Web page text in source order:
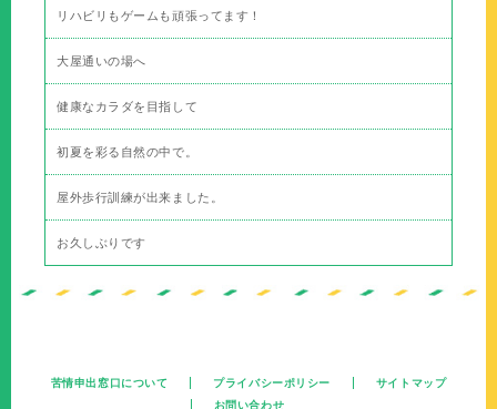
リハビリもゲームも頑張ってます！
大屋通いの場へ
健康なカラダを目指して
初夏を彩る自然の中で。
屋外歩行訓練が出来ました。
お久しぶりです
苦情申出窓口について プライバシーポリシー
サイトマップ
お問い合わせ